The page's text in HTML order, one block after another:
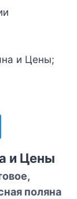
и Цены;
и Цены
поляна